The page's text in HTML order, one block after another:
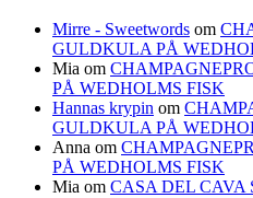
Mirre - Sweetwords om
GULDKULA PÅ
Mia om
PÅ WEDHOLMS FISK
Hannas krypin om
GULDKULA PÅ
Anna om
PÅ WEDHOLMS FISK
Mia om CASA DEL CAVA